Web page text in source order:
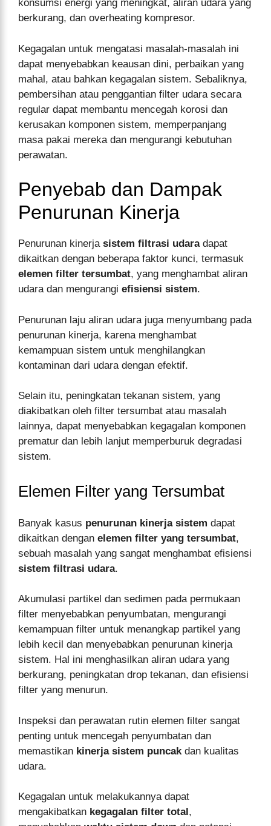
konsumsi energi yang meningkat, aliran udara yang
berkurang, dan overheating kompresor.
Kegagalan untuk mengatasi masalah-masalah ini
dapat menyebabkan keausan dini, perbaikan yang
mahal, atau bahkan kegagalan sistem. Sebaliknya,
pembersihan atau penggantian filter udara secara
regular dapat membantu mencegah korosi dan
kerusakan komponen sistem, memperpanjang
masa pakai mereka dan mengurangi kebutuhan
perawatan.
Penyebab dan Dampak
Penurunan Kinerja
Penurunan kinerja sistem filtrasi udaradapat
dikaitkan dengan beberapa faktor kunci, termasuk
elemen filter tersumbat, yang menghambat aliran
udara dan mengurangi efisiensi sistem.
Penurunan laju aliran udara juga menyumbang pada
penurunan kinerja, karena menghambat
kemampuan sistem untuk menghilangkan
kontaminan dari udara dengan efektif.
Selain itu, peningkatan tekanan sistem, yang
diakibatkan oleh filter tersumbat atau masalah
lainnya, dapat menyebabkan kegagalan komponen
prematur dan lebih lanjut memperburuk degradasi
sistem.
Elemen Filter yang Tersumbat
Banyak kasus penurunan kinerja sistem dapat
dikaitkan dengan elemen filter yang tersumbat,
sebuah masalah yang sangat menghambat efisiensi
sistem filtrasi udara.
Akumulasi partikel dan sedimen pada permukaan
filter menyebabkan penyumbatan, mengurangi
kemampuan filter untuk menangkap partikel yang
lebih kecil dan menyebabkan penurunan kinerja
sistem. Hal ini menghasilkan aliran udara yang
berkurang, peningkatan drop tekanan, dan efisiensi
filter yang menurun.
Inspeksi dan perawatan rutin elemen filter sangat
penting untuk mencegah penyumbatan dan
memastikan kinerja sistem puncakdan kualitas
udara.
Kegagalan untuk melakukannya dapat
mengakibatkan kegagalan filter total ,